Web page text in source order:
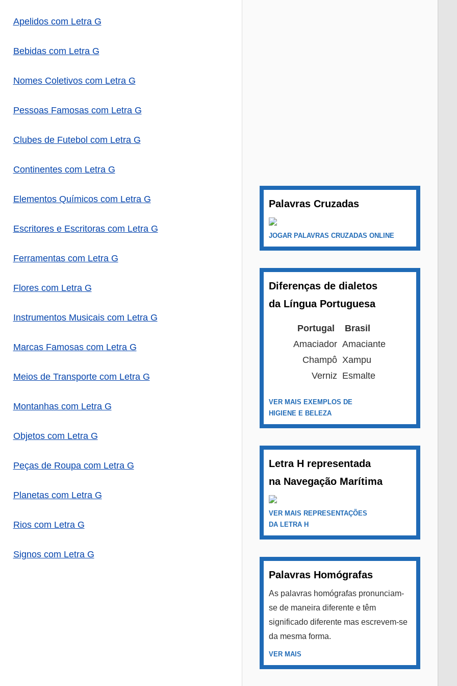
Apelidos com Letra G
Bebidas com Letra G
Nomes Coletivos com Letra G
Pessoas Famosas com Letra G
Clubes de Futebol com Letra G
Continentes com Letra G
Elementos Químicos com Letra G
Escritores e Escritoras com Letra G
Ferramentas com Letra G
Flores com Letra G
Instrumentos Musicais com Letra G
Marcas Famosas com Letra G
Meios de Transporte com Letra G
Montanhas com Letra G
Objetos com Letra G
Peças de Roupa com Letra G
Planetas com Letra G
Rios com Letra G
Signos com Letra G
Palavras Cruzadas
JOGAR PALAVRAS CRUZADAS ONLINE
Diferenças de dialetos
da Língua Portuguesa
Portugal
Brasil
Amaciador Amaciante
Champô Xampu
Verniz Esmalte
VER MAIS EXEMPLOS DE
HIGIENE E BELEZA
Letra H representada
na Navegação Marítima
VER MAIS REPRESENTAÇÕES
DA LETRA H
Palavras Homógrafas
As palavras homógrafas pronunciam-
se de maneira diferente e têm
significado diferente mas escrevem-se
da mesma forma.
VER MAIS